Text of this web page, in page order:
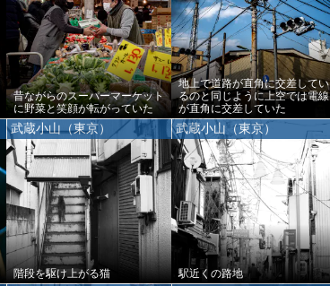
昔ながらのスーパーマーケット
に野菜と笑顔が転がっていた
地上で道路が直角に交差してい
るのと同じように上空では電線
が直角に交差していた
武蔵小山（東京）
階段を駆け上がる猫
武蔵小山（東京）
駅近くの路地